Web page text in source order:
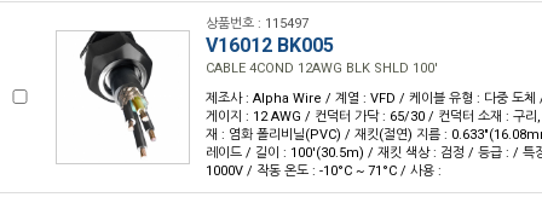
상품번호 : 115497
V16012 BK005
CABLE 4COND 12AWG BLK SHLD 100'
제조사 : Alpha Wire / 계열 : VFD / 케이블 유형 : 다중 도체
게이지 : 12 AWG / 컨덕터 가닥 : 65/30 / 컨덕터 소재 : 구리
재 : 염화 폴리비닐(PVC) / 재킷(절연) 지름 :
레이드 / 길이 : 100'(30.5m) / 재킷 색상 : 검정 / 등급 : / 특
1000V / 작동 온도 : -10°C ~ 71°C / 사용 :